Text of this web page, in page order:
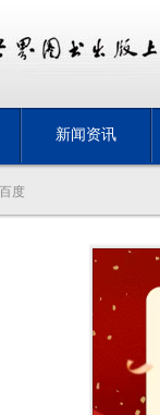
新闻资讯
百度